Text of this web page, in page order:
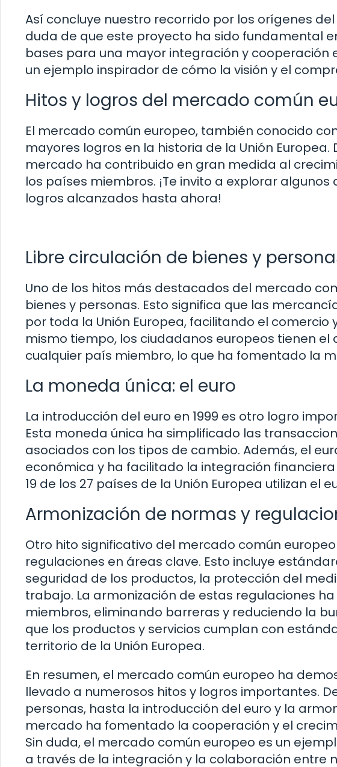
Así concluye nuestro recorrido por los orígenes
duda de que este proyecto ha sido fundamental
bases para una mayor integración y cooperación
un ejemplo inspirador de cómo la visión y el
Hitos y logros del mercado común
El mercado común europeo, también conocido
mayores logros en la historia de la Unión Europea.
mercado ha contribuido en gran medida al
los países miembros. ¡Te invito a explorar
logros alcanzados hasta ahora!
Libre circulación de bienes y
Uno de los hitos más destacados del mercado
bienes y personas. Esto significa que las
por toda la Unión Europea, facilitando el
mismo tiempo, los ciudadanos europeos tienen
cualquier país miembro, lo que ha fomentado la
La moneda única: el euro
La introducción del euro en 1999 es otro logro
Esta moneda única ha simplificado las
asociados con los tipos de cambio. Además, el
económica y ha facilitado la integración
19 de los 27 países de la Unión Europea utilizan el
Armonización de normas y
Otro hito significativo del mercado común
regulaciones en áreas clave. Esto incluye
seguridad de los productos, la protección del
trabajo. La armonización de estas regulaciones
miembros, eliminando barreras y reduciendo la
que los productos y servicios cumplan con
territorio de la Unión Europea.
En resumen, el mercado común europeo ha
llevado a numerosos hitos y logros importantes.
personas, hasta la introducción del euro y la
mercado ha fomentado la cooperación y el
Sin duda, el mercado común europeo es un
a través de la integración y la colaboración entre